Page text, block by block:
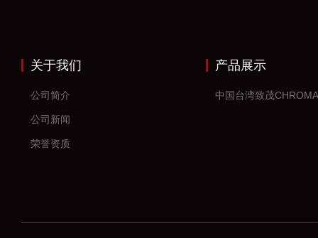
关于我们
公司简介
公司新闻
荣誉资质
产品展示
中国台湾致茂CHROMA